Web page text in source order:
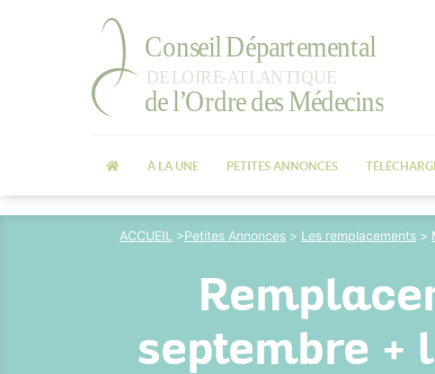
À LA UNE PETITES ANNONCES
ACCUEIL >Petites Annonces > Les remplacements >
septembre +